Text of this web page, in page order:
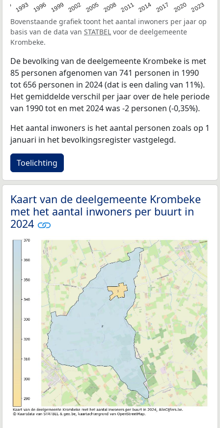
1993 1996 1999 2002 2005 2008 2011 2014 2017 2020 2023
Bovenstaande grafiek toont het aantal inwoners per jaar op
basis van de data van STATBEL voor de deelgemeente
Krombeke.
De bevolking van de deelgemeente Krombeke is met
85 personen afgenomen van 741 personen in 1990
tot 656 personen in 2024 (dat is een daling van 11%).
Het gemiddelde verschil per jaar over de hele periode
van 1990 tot en met 2024 was -2 personen (-0,35%).
Het aantal inwoners is het aantal personen zoals op 1
januari in het bevolkingsregister vastgelegd.
Toelichting
Kaart van de deelgemeente Krombeke
met het aantal inwoners per buurt in
2024